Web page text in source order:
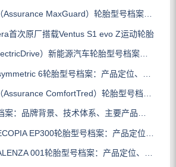
）轮胎型号档案：产品定位、核心技术、适用车型与使用场景
首次原厂搭载Ventus S1 evo Z运动轮胎
能源汽车轮胎型号档案：产品定位、核心技术、适用车型与使用场景
轮胎型号档案：产品定位、核心技术、适用车型与使用场景
）轮胎型号档案：产品定位、核心技术、适用车型与使用场景
品牌背景、技术体系、主要产品系列与适用场景
轮胎型号档案：产品定位、核心技术、适用车型与使用场景
轮胎型号档案：产品定位、核心技术、适用车型与使用场景